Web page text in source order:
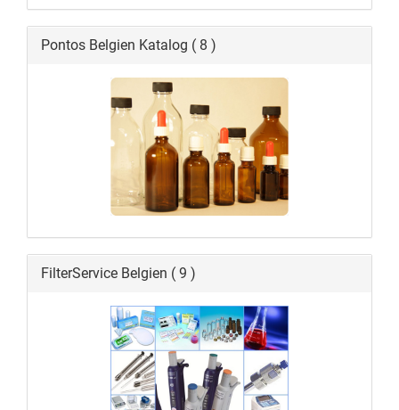
Pontos Belgien Katalog ( 8 )
FilterService Belgien ( 9 )